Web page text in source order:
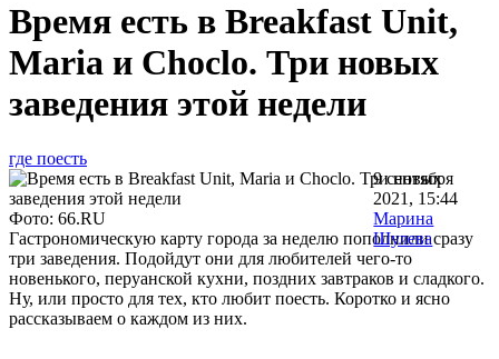
Время есть в Breakfast Unit,
Maria и Choclo. Три новых
заведения этой недели
где поесть
9 сентября
2021, 15:44
Марина
Шулева
Фото: 66.RU
Гастрономическую карту города за неделю пополнили сразу
три заведения. Подойдут они для любителей чего-то
новенького, перуанской кухни, поздних завтраков и сладкого.
Ну, или просто для тех, кто любит поесть. Коротко и ясно
рассказываем о каждом из них.